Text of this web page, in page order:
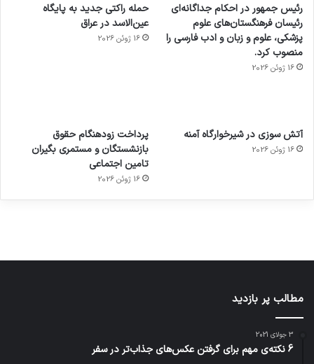
رئیس جمهور در احکام جداگانه‌ای
رئیسان فرهنگستان‌های علوم
پزشکی، علوم و زبان و ادب فارسی را
منصوب کرد.
16 ژوئن 2026
حمله راکتی جدید به پایگاه
عین‌الاسد در عراق
16 ژوئن 2026
آتش سوزی در شیرخوارگاه آمنه
16 ژوئن 2026
پرداخت زودهنگام حقوق
بازنشستگان و مستمری بگیران
تامین اجتماعی
16 ژوئن 2026
برای
کشف
توسط
مجازی
…
ساعت
هوشمند
با طعم
توسط
ژاکت
در
های
2023
توسط
مطالب پر بازدید
3 جولای 2021
6 نکته‌ی مهم برای گرفتن عکس‌های جذاب‌تر در سفر